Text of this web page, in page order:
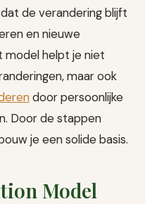
de verandering blijft
en nieuwe
model helpt je niet
maar ook
door persoonlijke
Door de stappen
je een solide basis.
Model